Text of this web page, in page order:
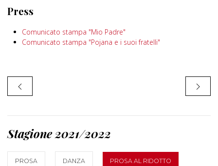
Press
Comunicato stampa "Mio Padre"
Comunicato stampa "Pojana e i suoi fratelli"
Stagione 2021/2022
PROSA DANZA PROSA AL RIDOTTO